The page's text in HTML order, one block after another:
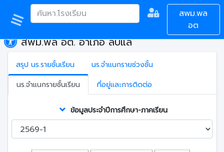
สพม.พล
อต
สพม.พล อต. อำเภอ ลับแล
สรุป นร.รายชั้นเรียน
นร.จำแนกรายช่วงชั้น
นร.จำแนกรายชั้นเรียน
ที่อยู่และการติดต่อ
ข้อมูลประจำปีการศึกษา-ภาคเรียน